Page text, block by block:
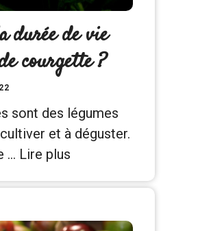
durée de vie
courgette ?
sont des légumes
et à déguster.
… Lire plus